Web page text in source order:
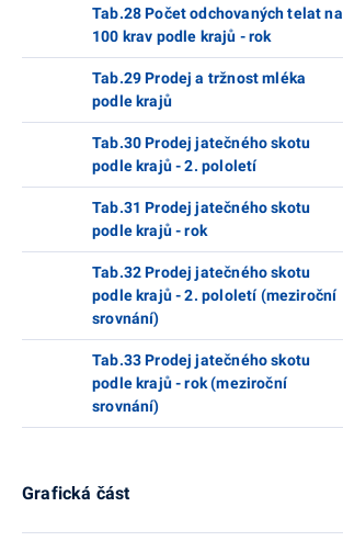
Tab.28 Počet odchovaných telat na
100 krav podle krajů - rok
Tab.29 Prodej a tržnost mléka
podle krajů
Tab.30 Prodej jatečného skotu
podle krajů - 2. pololetí
Tab.31 Prodej jatečného skotu
podle krajů - rok
Tab.32 Prodej jatečného skotu
podle krajů - 2. pololetí (meziroční
srovnání)
Tab.33 Prodej jatečného skotu
podle krajů - rok (meziroční
srovnání)
Grafická část